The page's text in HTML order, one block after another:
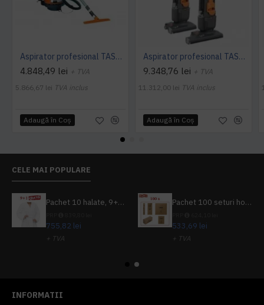
Aspirator profesional TASKI dorsalino EURO, 900 W, TASKI
4.848,49 lei + TVA
5.866,67 lei TVA inclus
Adaugă în Coş
Aspirator profesional TASKI jet 38 Euro, 900 W, TASKI
9.348,76 lei + TVA
11.312,00 lei TVA inclus
Adaugă în Coş
CELE MAI POPULARE
Pachet 10 halate, 9+1 gratuit
755,82 lei
+ TVA
Pachet 100 seturi hoteliere, set dentar, set barbierit, casca de dus, pila unghii, set cusut
533,69 lei
+ TVA
INFORMATII